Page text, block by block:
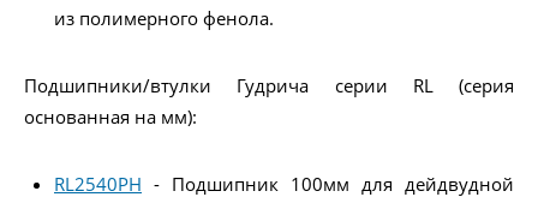
из полимерного фенола.
Подшипники/втулки Гудрича серии RL (серия
основанная на мм):
RL2540PH - Подшипник 100мм для дейдвудной